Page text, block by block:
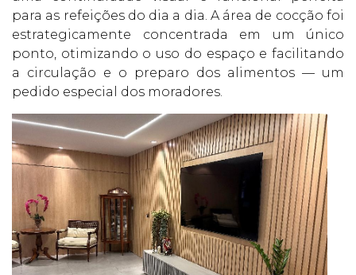
para as refeições do dia a dia. A área de cocção foi
estrategicamente concentrada em um único
ponto, otimizando o uso do espaço e facilitando
a circulação e o preparo dos alimentos — um
pedido especial dos moradores.